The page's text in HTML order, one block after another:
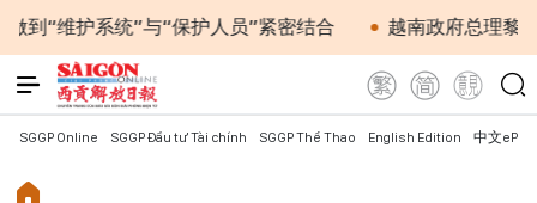
系统”与“保护人员”紧密结合 越南政府总理黎明兴会见
SGGP Online SGGP Đầu tư Tài chính SGGP Thể Thao English Edition 中文